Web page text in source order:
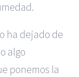
ha dejado de
algo
ponemos la